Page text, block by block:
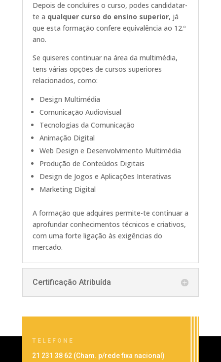
Depois de concluíres o curso, podes candidatar-
te a qualquer curso do ensino superior, já
que esta formação confere equivalência ao 12.º
ano.
Se quiseres continuar na área da multimédia,
tens várias opções de cursos superiores
relacionados, como:
Design Multimédia
Comunicação Audiovisual
Tecnologias da Comunicação
Animação Digital
Web Design e Desenvolvimento Multimédia
Produção de Conteúdos Digitais
Design de Jogos e Aplicações Interativas
Marketing Digital
A formação que adquires permite-te continuar a
aprofundar conhecimentos técnicos e criativos,
com uma forte ligação às exigências do
mercado.
Certificação Atribuída
TELEFONE
21 231 38 62 (Cham. p/rede fixa nacional )